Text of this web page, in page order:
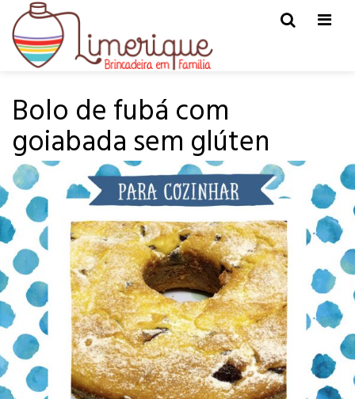
HOME PARA COZINHAR
Bolo de fubá com
goiabada sem glúten